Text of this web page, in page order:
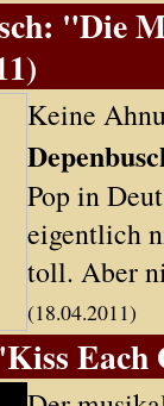
"Die
Keine
Pop in
eigentlich
toll. Aber
(18.04.2011)
Each